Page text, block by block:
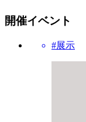
開催イベント
#展示